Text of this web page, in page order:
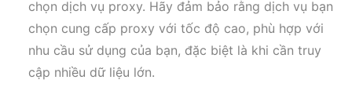
chọn dịch vụ proxy. Hãy đảm bảo rằng dịch vụ bạn
chọn cung cấp proxy với tốc độ cao, phù hợp với
nhu cầu sử dụng của bạn, đặc biệt là khi cần truy
cập nhiều dữ liệu lớn.